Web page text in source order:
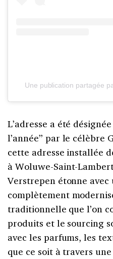
Une publication partagée
L’adresse a été
l’année” par le célèbre
cette adresse installée
à Woluwe-Saint-
Verstrepen étonne avec
complètement
traditionnelle que l’on
produits et le sourcing
avec les parfums, les
que ce soit à travers